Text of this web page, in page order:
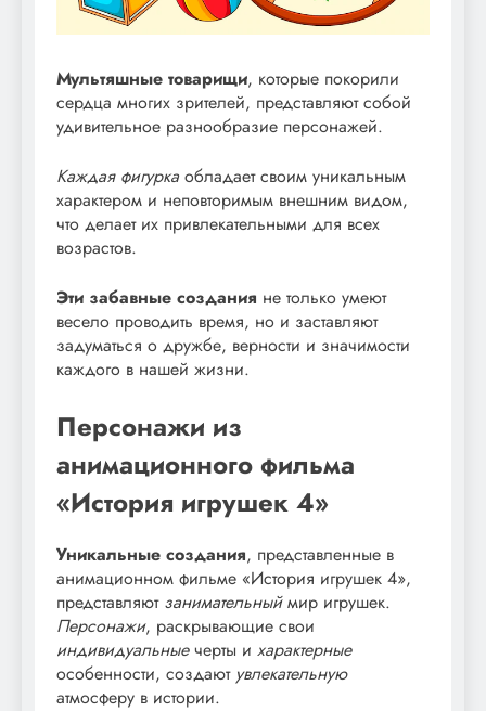
Мультяшные товарищи, которые покорили
сердца многих зрителей, представляют собой
удивительное разнообразие персонажей.
Каждая фигуркаобладает своим уникальным
характером и неповторимым внешним видом,
что делает их привлекательными для всех
возрастов.
Эти забавные создания не только умеют
весело проводить время, но и заставляют
задуматься о дружбе, верности и значимости
каждого в нашей жизни.
Персонажи из
анимационного фильма
«История игрушек 4»
Уникальные создания, представленные в
анимационном фильме «История игрушек 4»,
представляют занимательныймир игрушек.
Персонажи, раскрывающие свои
индивидуальныечерты и характерные
особенности, создают увлекательную
атмосферу в истории.